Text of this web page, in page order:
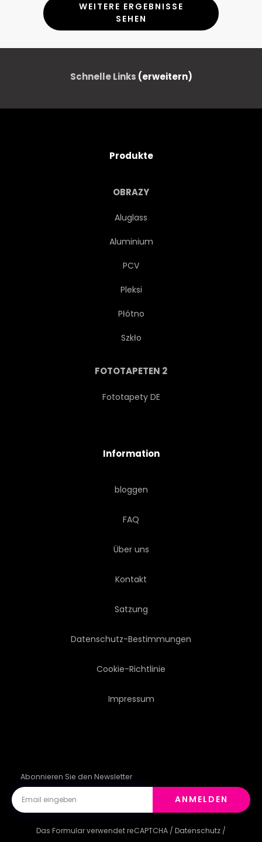
WEITERE ERGEBNISSE
SEHEN
Schnelle Links (erweitern)
Produkte
OBRAZY
Aluglass
Aluminium
PCV
Pleksi
Płótno
Szkło
FOTOTAPETEN 2
Fototapety DE
Information
bloggen
FAQ
Über uns
Kontakt
Satzung
Datenschutz-Bestimmungen
Cookie-Richtlinie
Impressum
Abonnieren Sie den Newsletter
ANMELDEN
Das Formular verwendet reCAPTCHA / Datenschutz /